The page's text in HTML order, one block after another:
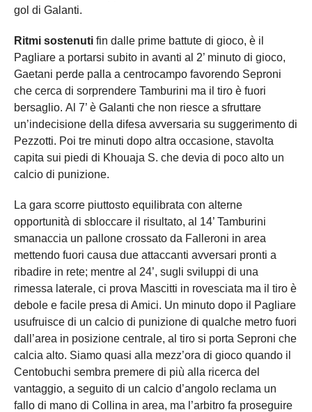
gol di Galanti.
Ritmi sostenuti fin dalle prime battute di gioco, è il
Pagliare a portarsi subito in avanti al 2’ minuto di gioco,
Gaetani perde palla a centrocampo favorendo Seproni
che cerca di sorprendere Tamburini ma il tiro è fuori
bersaglio. Al 7’ è Galanti che non riesce a sfruttare
un’indecisione della difesa avversaria su suggerimento di
Pezzotti. Poi tre minuti dopo altra occasione, stavolta
capita sui piedi di Khouaja S. che devia di poco alto un
calcio di punizione.
La gara scorre piuttosto equilibrata con alterne
opportunità di sbloccare il risultato, al 14’ Tamburini
smanaccia un pallone crossato da Falleroni in area
mettendo fuori causa due attaccanti avversari pronti a
ribadire in rete; mentre al 24’, sugli sviluppi di una
rimessa laterale, ci prova Mascitti in rovesciata ma il tiro è
debole e facile presa di Amici. Un minuto dopo il Pagliare
usufruisce di un calcio di punizione di qualche metro fuori
dall’area in posizione centrale, al tiro si porta Seproni che
calcia alto. Siamo quasi alla mezz’ora di gioco quando il
Centobuchi sembra premere di più alla ricerca del
vantaggio, a seguito di un calcio d’angolo reclama un
fallo di mano di Collina in area, ma l’arbitro fa proseguire